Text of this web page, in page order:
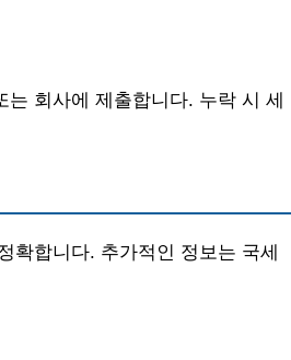
회사에 제출합니다. 누락 시 세
확합니다. 추가적인 정보는 국세